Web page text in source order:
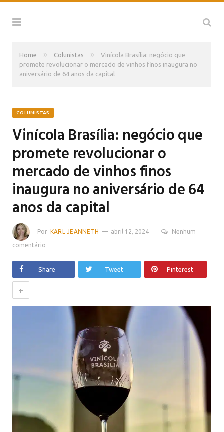
Home » Colunistas »
Vinícola Brasília: negócio que
promete revolucionar o mercado de vinhos finos inaugura no
aniversário de 64 anos da capital
COLUNISTAS
Vinícola Brasília: negócio que
promete revolucionar o
mercado de vinhos finos
inaugura no aniversário de 64
anos da capital
Por KARL JEANNETH abril 12, 2024 Nenhum
comentário
Share Tweet Pinterest
+